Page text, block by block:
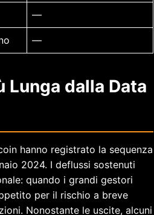
—
—
Lunga dalla Data
hanno registrato la sequenza
2024. I deflussi sostenuti
quando i grandi gestori
per il rischio a breve
Nonostante le uscite, alcuni